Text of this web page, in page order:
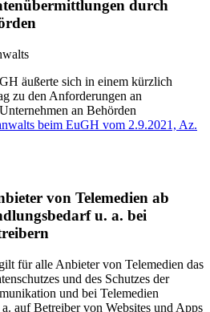
durch
äußerte sich in einem kürzlich
zu den Anforderungen an
an Behörden
beim EuGH vom 2.9.2021, Az.
von Telemedien ab
u. a. bei
für alle Anbieter von Telemedien das
und des Schutzes der
und bei Telemedien
auf Betreiber von Websites und Apps